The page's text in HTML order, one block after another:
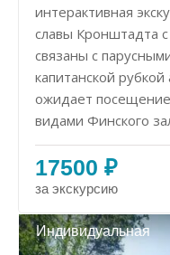
интерактивная
славы Кронштадта
связаны с
капитанской
ожидает
видами Финского
17500 ₽
за экскурсию
Индивидуальная